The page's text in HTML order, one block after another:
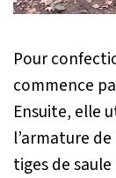
Pour
commence
Ensuite, elle
l’armature de
tiges de